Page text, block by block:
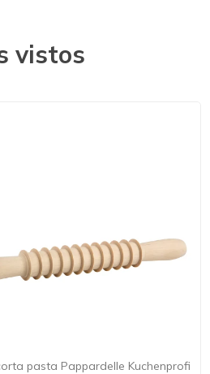
vistos
pasta Pappardelle Kuchenprofi